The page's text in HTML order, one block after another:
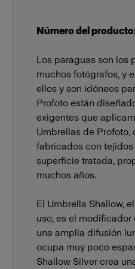
Número del producto
Los paraguas son los
muchos fotógrafos, y
ellos y son idóneos
Profoto están
exigentes que
Umbrellas de Profoto,
fabricados con
superficie tratada,
muchos años.
El Umbrella Shallow,
uso, es el modificador
una amplia difusión
ocupa muy poco
Shallow Silver crea